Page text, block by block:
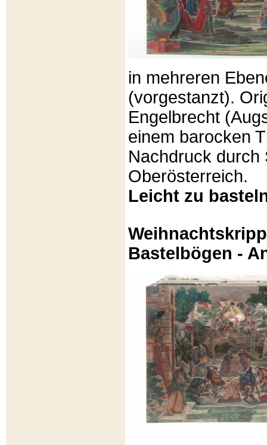
in mehreren
(vorgestanzt).
Engelbrecht
einem barocken
Nachdruck durch
Oberösterreich.
Leicht zu
Bastelbögen -